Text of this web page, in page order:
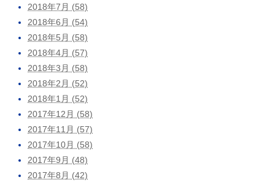
2018年7月 (58)
2018年6月 (54)
2018年5月 (58)
2018年4月 (57)
2018年3月 (58)
2018年2月 (52)
2018年1月 (52)
2017年12月 (58)
2017年11月 (57)
2017年10月 (58)
2017年9月 (48)
2017年8月 (42)